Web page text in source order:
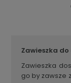
Zawieszka
Zawieszka
go by zawsze